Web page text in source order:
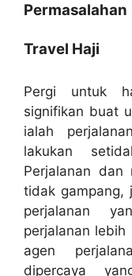
Travel Haji
Pergi untuk
signifikan buat
ialah
lakukan
Perjalanan
tidak gampang,
perjalanan
perjalanan lebih
agen
dipercaya